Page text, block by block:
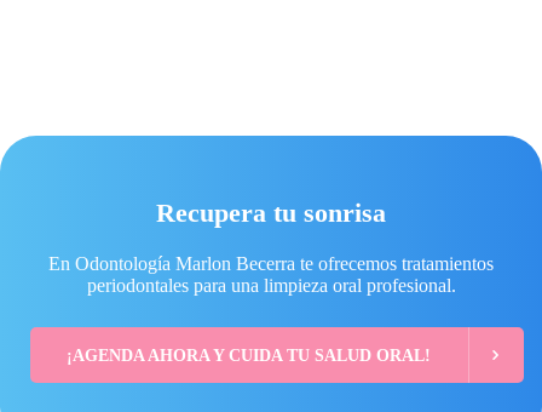
Recupera tu sonrisa
En Odontología Marlon Becerra te ofrecemos tratamientos
periodontales para una limpieza oral profesional.
¡AGENDA AHORA Y CUIDA TU SALUD ORAL!